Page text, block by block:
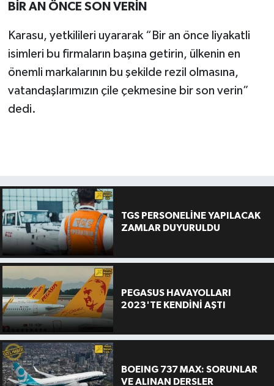
BİR AN ÖNCE SON VERİN
Karasu, yetkilileri uyararak “Bir an önce liyakatli
isimleri bu firmaların başına getirin, ülkenin en
önemli markalarının bu şekilde rezil olmasına,
vatandaşlarımızın çile çekmesine bir son verin”
dedi.
TGS PERSONELİNE YAPILACAK
ZAMLAR DUYURULDU
PEGASUS HAVAYOLLARI
2023'TE KENDİNİ AŞTI
BOEING 737 MAX: SORUNLAR
VE ALINAN DERSLER